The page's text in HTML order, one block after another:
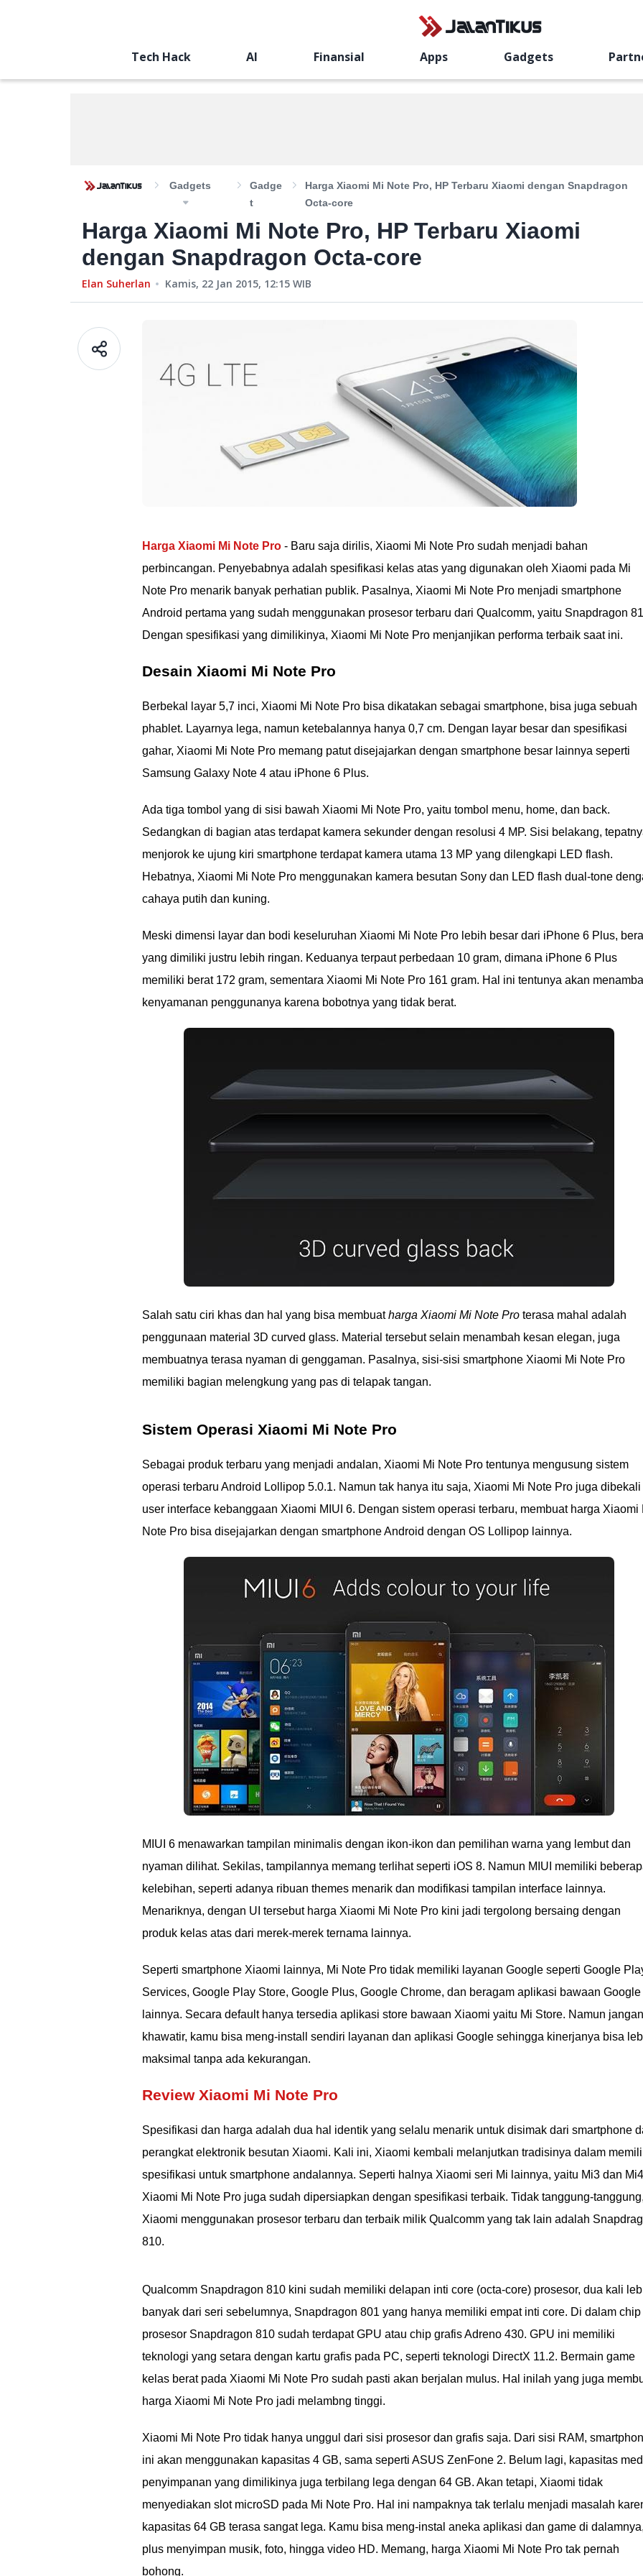
Tech Hack AI Finansial Apps Gadgets
Gadgets
Gadge
T
Harga Xiaomi Mi Note Pro, HP Terbaru Xiaomi dengan Snapdragon
Octa-core
Harga Xiaomi Mi Note Pro, HP Terbaru Xiaomi
dengan Snapdragon Octa-core
Elan Suherlan Kamis, 22 Jan 2015, 12:15 WIB
Harga Xiaomi Mi Note Pro - Baru saja dirilis, Xiaomi Mi Note Pro sudah menjadi bahan
perbincangan. Penyebabnya adalah spesifikasi kelas atas yang digunakan oleh Xiaomi pada Mi
Note Pro menarik banyak perhatian publik. Pasalnya, Xiaomi Mi Note Pro menjadi smartphone
Android pertama yang sudah menggunakan prosesor terbaru dari Qualcomm, yaitu Snapdragon
Dengan spesifikasi yang dimilikinya, Xiaomi Mi Note Pro menjanjikan performa terbaik saat ini.
Desain Xiaomi Mi Note Pro
Berbekal layar 5,7 inci, Xiaomi Mi Note Pro bisa dikatakan sebagai smartphone, bisa juga sebuah
phablet. Layarnya lega, namun ketebalannya hanya 0,7 cm. Dengan layar besar dan spesifikasi
gahar, Xiaomi Mi Note Pro memang patut disejajarkan dengan smartphone besar lainnya seperti
Samsung Galaxy Note 4 atau iPhone 6 Plus.
Ada tiga tombol yang di sisi bawah Xiaomi Mi Note Pro, yaitu tombol menu, home, dan back.
Sedangkan di bagian atas terdapat kamera sekunder dengan resolusi 4 MP. Sisi belakang,
menjorok ke ujung kiri smartphone terdapat kamera utama 13 MP yang dilengkapi LED flash.
Hebatnya, Xiaomi Mi Note Pro menggunakan kamera besutan Sony dan LED flash dual-tone
cahaya putih dan kuning.
Meski dimensi layar dan bodi keseluruhan Xiaomi Mi Note Pro lebih besar dari iPhone 6 Plus,
yang dimiliki justru lebih ringan. Keduanya terpaut perbedaan 10 gram, dimana iPhone 6 Plus
memiliki berat 172 gram, sementara Xiaomi Mi Note Pro 161 gram. Hal ini tentunya akan
kenyamanan penggunanya karena bobotnya yang tidak berat.
Salah satu ciri khas dan hal yang bisa membuatharga Xiaomi Mi Note Pro terasa mahal adalah
penggunaan material 3D curved glass. Material tersebut selain menambah kesan elegan, juga
membuatnya terasa nyaman di genggaman. Pasalnya, sisi-sisi smartphone Xiaomi Mi Note Pro
memiliki bagian melengkung yang pas di telapak tangan.
Sistem Operasi Xiaomi Mi Note Pro
Sebagai produk terbaru yang menjadi andalan, Xiaomi Mi Note Pro tentunya mengusung sistem
operasi terbaru Android Lollipop 5.0.1. Namun tak hanya itu saja, Xiaomi Mi Note Pro juga dibekali
user interface kebanggaan Xiaomi MIUI 6. Dengan sistem operasi terbaru, membuat harga Xiaomi
Note Pro bisa disejajarkan dengan smartphone Android dengan OS Lollipop lainnya.
MIUI 6 menawarkan tampilan minimalis dengan ikon-ikon dan pemilihan warna yang lembut dan
nyaman dilihat. Sekilas, tampilannya memang terlihat seperti iOS 8. Namun MIUI memiliki
kelebihan, seperti adanya ribuan themes menarik dan modifikasi tampilan interface lainnya.
Menariknya, dengan UI tersebut harga Xiaomi Mi Note Pro kini jadi tergolong bersaing dengan
produk kelas atas dari merek-merek ternama lainnya.
Seperti smartphone Xiaomi lainnya, Mi Note Pro tidak memiliki layanan Google seperti Google
Services, Google Play Store, Google Plus, Google Chrome, dan beragam aplikasi bawaan Google
lainnya. Secara default hanya tersedia aplikasi store bawaan Xiaomi yaitu Mi Store. Namun jangan
khawatir, kamu bisa meng-install sendiri layanan dan aplikasi Google sehingga kinerjanya bisa
maksimal tanpa ada kekurangan.
Review Xiaomi Mi Note Pro
Spesifikasi dan harga adalah dua hal identik yang selalu menarik untuk disimak dari smartphone
perangkat elektronik besutan Xiaomi. Kali ini, Xiaomi kembali melanjutkan tradisinya dalam
spesifikasi untuk smartphone andalannya. Seperti halnya Xiaomi seri Mi lainnya, yaitu Mi3 dan
Xiaomi Mi Note Pro juga sudah dipersiapkan dengan spesifikasi terbaik. Tidak tanggung-
Xiaomi menggunakan prosesor terbaru dan terbaik milik Qualcomm yang tak lain adalah
810.
Qualcomm Snapdragon 810 kini sudah memiliki delapan inti core (octa-core) prosesor, dua kali
banyak dari seri sebelumnya, Snapdragon 801 yang hanya memiliki empat inti core. Di dalam chip
prosesor Snapdragon 810 sudah terdapat GPU atau chip grafis Adreno 430. GPU ini memiliki
teknologi yang setara dengan kartu grafis pada PC, seperti teknologi DirectX 11.2. Bermain game
kelas berat pada Xiaomi Mi Note Pro sudah pasti akan berjalan mulus. Hal inilah yang juga
harga Xiaomi Mi Note Pro jadi melambng tinggi.
Xiaomi Mi Note Pro tidak hanya unggul dari sisi prosesor dan grafis saja. Dari sisi RAM,
ini akan menggunakan kapasitas 4 GB, sama seperti ASUS ZenFone 2. Belum lagi, kapasitas
penyimpanan yang dimilikinya juga terbilang lega dengan 64 GB. Akan tetapi, Xiaomi tidak
menyediakan slot microSD pada Mi Note Pro. Hal ini nampaknya tak terlalu menjadi masalah
kapasitas 64 GB terasa sangat lega. Kamu bisa meng-instal aneka aplikasi dan game di
plus menyimpan musik, foto, hingga video HD. Memang, harga Xiaomi Mi Note Pro tak pernah
bohong.